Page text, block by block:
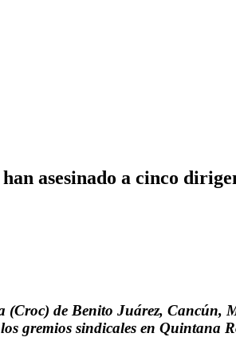
asesinado a cinco
de Benito Juárez, Cancún,
gremios sindicales en Quintana